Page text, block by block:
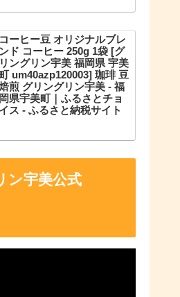
ナルブレンド コーヒー 250g 1袋
コーヒー豆 オリジナルブレ
ンド コーヒー 250g 1袋 [グ
リングリン宇美 福岡県 宇美
町 um40azp120003] 珈琲 豆
煎 グリングリン宇美 - 福
岡県宇美町｜ふるさとチョ
イス - ふるさと納税サイト
載のふるさと納税No.1サイト
魅力を知ったうえで、あなたが
応援したい地域に簡単・便利にふ
るさと納税で寄付ができます。
ン宇美公式